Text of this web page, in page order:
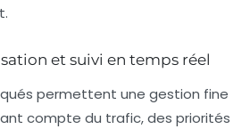
et suivi en temps réel
permettent une gestion fine
compte du trafic, des priorités